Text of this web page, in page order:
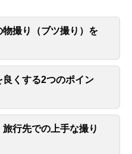
物撮り（ブツ撮り）を
くする2つのポイン
行先での上手な撮り